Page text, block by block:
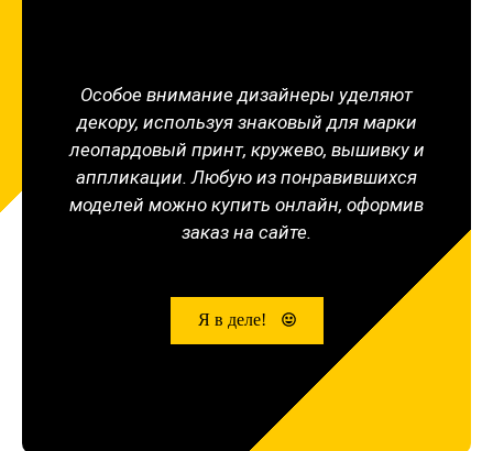
Особое внимание дизайнеры уделяют
декору, используя знаковый для марки
леопардовый принт, кружево, вышивку и
аппликации. Любую из понравившихся
моделей можно купить онлайн, оформив
заказ на сайте.
Я в деле!